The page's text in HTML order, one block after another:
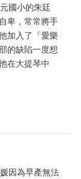
國小的朱廷
卑，常常將手
加入了『愛樂
的缺陷一度想
在大提琴中
因為早產無法